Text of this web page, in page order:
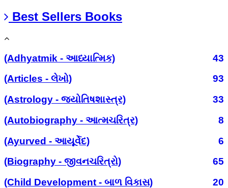
Best Sellers Books
(Adhyatmik - આધ્યાત્મિક)
43
(Articles - લેખો)
93
(Astrology - જ્યોતિષશાસ્ત્ર)
33
(Autobiography - આત્મચરિત્ર)
8
(Ayurved - આયૂર્વેદ)
6
(Biography - જીવનચરિત્રો)
65
(Child Development - બાળ વિકાસ)
20